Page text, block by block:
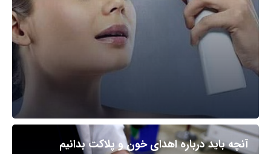
آنچه باید درباره اهدای خون و پلاکت بدانیم